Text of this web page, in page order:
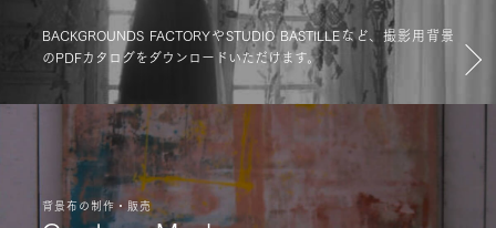
BACKGROUNDS FACTORYやSTUDIO BASTILLEなど、撮影用背景
のPDFカタログをダウンロードいただけます。
背景布の制作・販売